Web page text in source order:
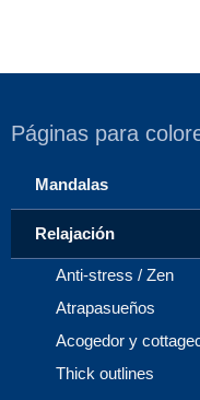
Páginas para
Mandalas
Relajación
Anti-stress / Zen
Atrapasueños
Acogedor y
Thick outlines